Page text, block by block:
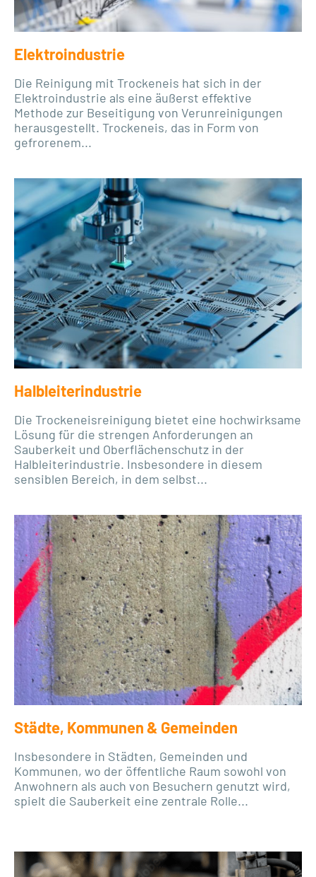
Elektroindustrie
Die Reinigung mit Trockeneis hat sich in der
Elektroindustrie als eine äußerst effektive
Methode zur Beseitigung von Verunreinigungen
herausgestellt. Trockeneis, das in Form von
gefrorenem...
Halbleiterindustrie
Die Trockeneisreinigung bietet eine hochwirksame
Lösung für die strengen Anforderungen an
Sauberkeit und Oberflächenschutz in der
Halbleiterindustrie. Insbesondere in diesem
sensiblen Bereich, in dem selbst...
Städte, Kommunen & Gemeinden
Insbesondere in Städten, Gemeinden und
Kommunen, wo der öffentliche Raum sowohl von
Anwohnern als auch von Besuchern genutzt wird,
spielt die Sauberkeit eine zentrale Rolle...